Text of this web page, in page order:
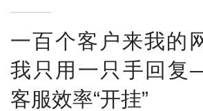
一百个客户来我的
我只用一只手回
客服效率“开挂”